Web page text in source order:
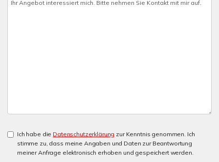
Ich habe die Datenschutzerklärung zur Kenntnis genommen. Ich
stimme zu, dass meine Angaben und Daten zur Beantwortung
meiner Anfrage elektronisch erhoben und gespeichert werden.